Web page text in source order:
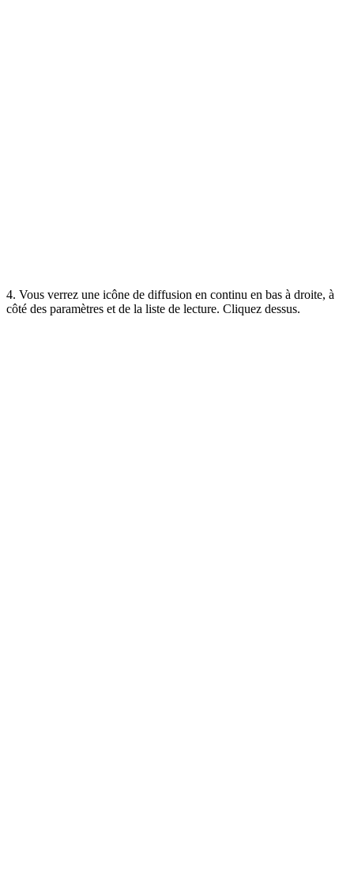
4. Vous verrez une icône de diffusion en continu en bas à droite, à
côté des paramètres et de la liste de lecture. Cliquez dessus.